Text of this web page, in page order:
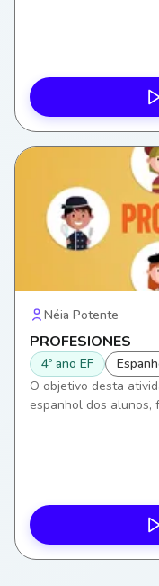
Néia Potente
PROFESIONES
4º ano EF
O objetivo desta
espanhol dos alunos,